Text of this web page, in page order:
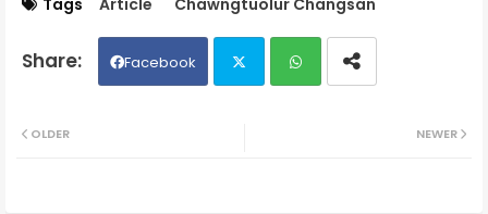
Facebook
NEWER
OLDER